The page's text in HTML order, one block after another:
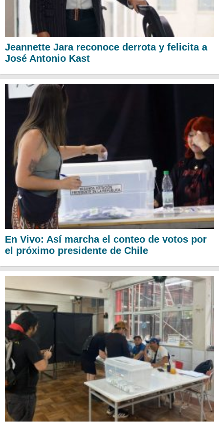
Jeannette Jara reconoce derrota y felicita a
José Antonio Kast
En Vivo: Así marcha el conteo de votos por
el próximo presidente de Chile